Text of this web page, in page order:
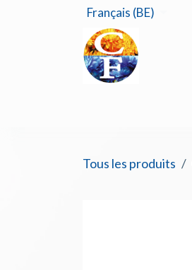
Se rendre au contenu
Français (BE)
Tous les produits